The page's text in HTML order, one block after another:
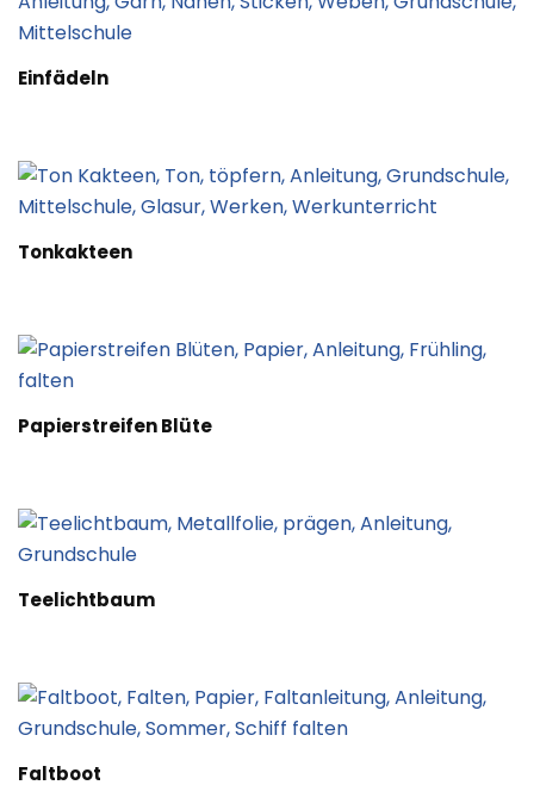
Einfädeln
Tonkakteen
Papierstreifen Blüte
Teelichtbaum
Faltboot